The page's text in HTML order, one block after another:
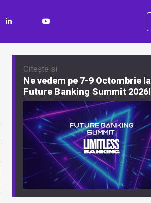
Citește si
Ne vedem pe 7-9 Octombrie la
Future Banking Summit 2026!